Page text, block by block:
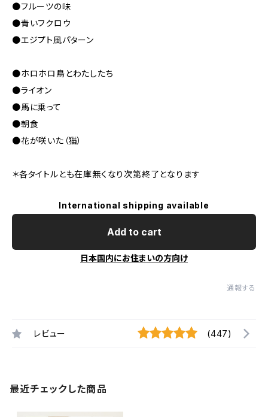
●フルーツの味
●青いフクロウ
●エジプト風パターン
●ホロホロ鳥とわたしたち
●ライオン
●馬に乗って
●朝食
●花が咲いた（猫）
＊各タイトルとも在庫無くなり次第終了となります
International shipping available
Add to cart
日本国内にお住まいの方向け
通報する
レビュー (447)
最近チェックした商品